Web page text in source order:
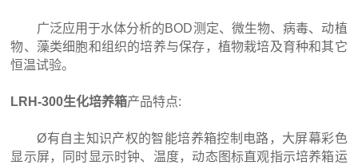
广泛应用于水体分析的BOD测定、微生物、病毒、动植
物、藻类细胞和组织的培养与保存，植物栽培及育种和其它
恒温试验。
LRH-300生化培养箱产品特点:
Ø有自主知识产权的智能培养箱控制电路，大屏幕彩色
显示屏，同时显示时钟、温度，动态图标直观指示培养箱运